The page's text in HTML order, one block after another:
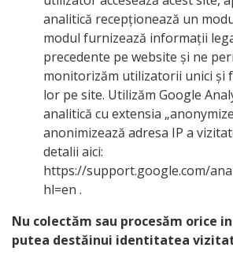
analitică recepționează un
modul furnizează informații
precedente pe website și ne
monitorizăm utilizatorii unici și
lor pe site. Utilizăm Google
analitică cu extensia
anonimizează adresa IP a
detalii aici:
https://support.google.com/
hl=en .
Nu colectăm sau procesăm orice
putea destăinui identitatea